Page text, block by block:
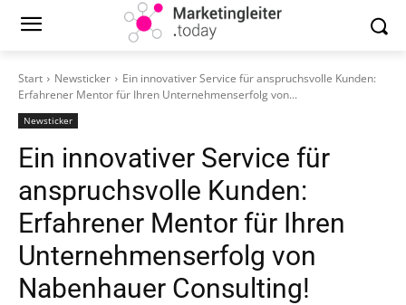
Start Newsticker
Ein innovativer Service für anspruchsvolle Kunden:
Erfahrener Mentor für Ihren Unternehmenserfolg von...
Newsticker
Ein innovativer Service für
anspruchsvolle Kunden:
Erfahrener Mentor für Ihren
Unternehmenserfolg von
Nabenhauer Consulting!